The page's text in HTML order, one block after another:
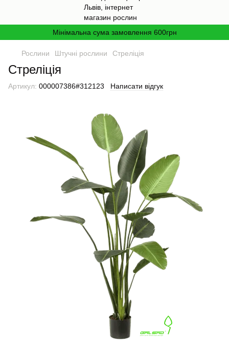
Мінімальна сума замовлення 600грн
Рослини Штучні рослини Стреліція
Стреліція
Артикул: 000007386#312123 Написати відгук